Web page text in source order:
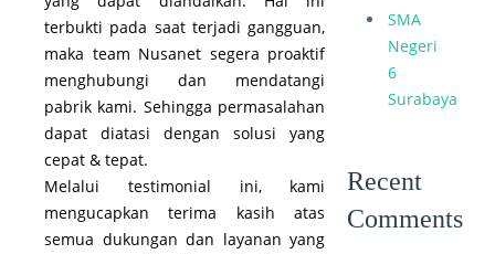
terbukti pada saat terjadi gangguan,
maka team Nusanet segera proaktif
menghubungi dan mendatangi
pabrik kami. Sehingga permasalahan
dapat diatasi dengan solusi yang
cepat & tepat.
Melalui testimonial ini, kami
mengucapkan terima kasih atas
semua dukungan dan layanan yang
SMA
Negeri
6
Surabaya
Recent
Comments